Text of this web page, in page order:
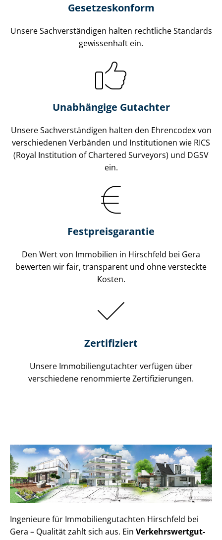
Gesetzes­konform
Unsere Sach­ver­stän­di­gen halten rechtliche Standards
gewissenhaft ein.
Unabhängige Gutachter
Unsere Sach­ver­stän­di­gen halten den Ehrencodex von
verschiedenen Verbänden und Institutionen wie RICS
(Royal Institution of Chartered Surveyors) und DGSV
ein.
Festpreis​garantie
Den Wert von Immobilien in Hirschfeld bei Gera
bewerten wir fair, transparent und ohne versteckte
Kosten.
Zertifiziert
Unsere Immobilien­gutachter verfügen über
verschiedene renommierte Zer­ti­fi­zie­run­gen.
Ingenieure für Im­mo­bi­li­en­gut­ach­ten Hirschfeld bei
Gera – Qualität zahlt sich aus. Ein Ver­kehrs­wert­gut­